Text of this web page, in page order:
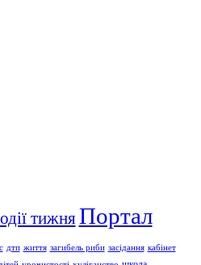
тижня Портал
дтп життя загибель риби засідання кабінет